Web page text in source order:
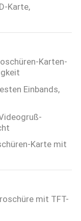
Karte,
Karten-
Einbands,
Karte mit
mit TFT-